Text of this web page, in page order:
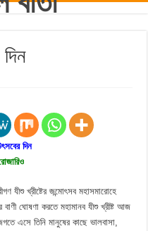
দিন
যীশু খ্রীষ্টের জন্মোৎসব মহাসমারোহে
ঘোষণা করতে মহামানব যীশু খ্রীষ্ট আজ
এসে তিনি মানুষের কাছে ভালবাসা,